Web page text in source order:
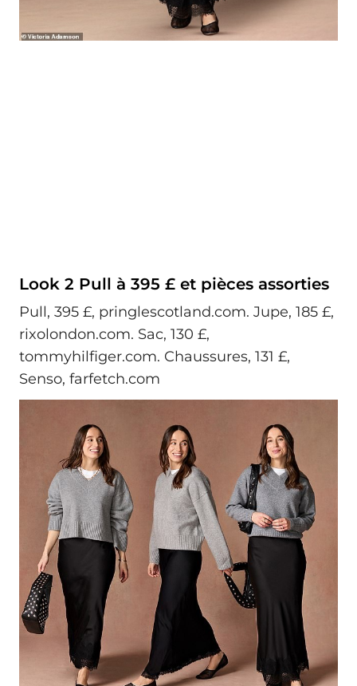
Look 2 Pull à 395 £ et pièces assorties
Pull, 395 £, pringlescotland.com. Jupe, 185 £,
rixolondon.com. Sac, 130 £,
tommyhilfiger.com. Chaussures, 131 £,
Senso, farfetch.com